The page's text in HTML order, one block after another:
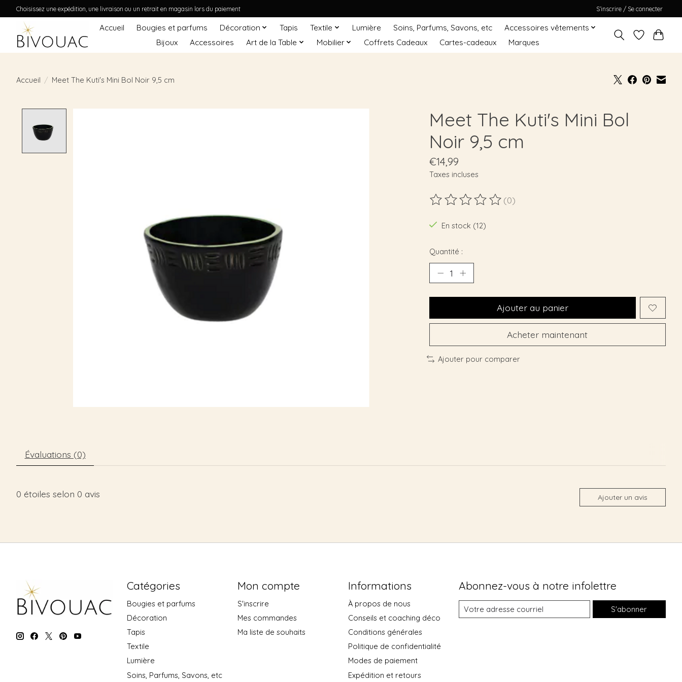
Choisissez une expédition, une livraison ou un retrait en magasin lors du paiement S’inscrire / Se connecter
Accueil Bougies et parfums Décoration Tapis Textile Lumière Soins, Parfums, Savons, etc
Accessoires vêtements
Bijoux
Accessoires Art de la Table Mobilier Coffrets Cadeaux Cartes-cadeaux Marques
Accueil / Meet The Kuti's Mini Bol Noir 9,5 cm
Meet The Kuti's Mini Bol
Noir 9,5 cm
€14,99
Taxes incluses
Ce produit est évalué à
(0)
En stock (12)
Quantité :
Ajouter au panier
Acheter maintenant
Ajouter pour comparer
Évaluations (0)
0 étoiles selon 0 avis Ajouter un avis
Catégories
Bougies et parfums
Décoration
Tapis
Textile
Lumière
Soins, Parfums, Savons, etc
Mon compte
S'inscrire
Mes commandes
Ma liste de souhaits
Informations
À propos de nous
Conseils et coaching déco
Conditions générales
Politique de confidentialité
Modes de paiement
Expédition et retours
Abonnez-vous à notre infolettre
S'abonner